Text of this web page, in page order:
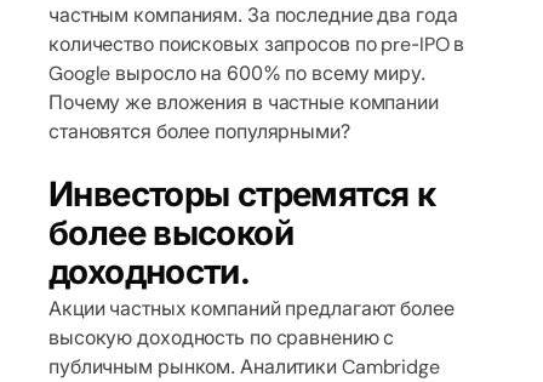
частным компаниям. За последние два года
количество поисковых запросов по pre-IPO в
Google выросло на 600% по всему миру.
Почему же вложения в частные компании
становятся более популярными?
Инвесторы стремятся к
более высокой
доходности.
Акции частных компаний предлагают более
высокую доходность по сравнению с
публичным рынком. Аналитики Cambridge